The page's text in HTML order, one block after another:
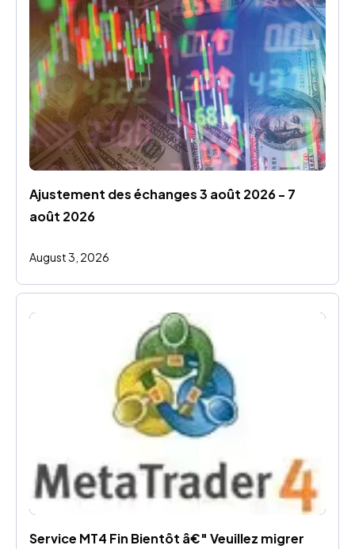
Ajustement des échanges 3 août 2026 - 7
août 2026
August 3, 2026
Service MT4 Fin Bientôt â€" Veuillez migrer